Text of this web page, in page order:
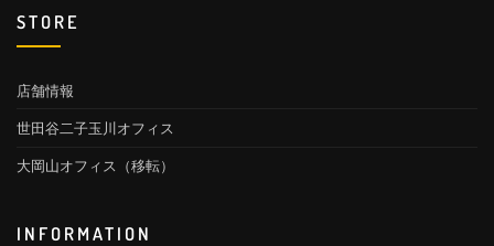
STORE
店舗情報
世田谷二子玉川オフィス
大岡山オフィス（移転）
INFORMATION